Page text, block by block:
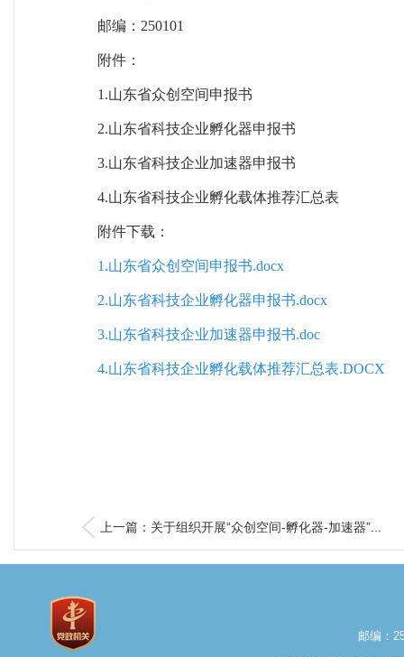
邮编：250101
附件：
1.山东省众创空间申报书
2.山东省科技企业孵化器申报书
3.山东省科技企业加速器申报书
4.山东省科技企业孵化载体推荐汇总表
附件下载：
1.山东省众创空间申报书.docx
2.山东省科技企业孵化器申报书.docx
3.山东省科技企业加速器申报书.doc
4.山东省科技企业孵化载体推荐汇总表.DOCX
上一篇：关于组织开展“众创空间-孵化器-加速器”...
邮编：